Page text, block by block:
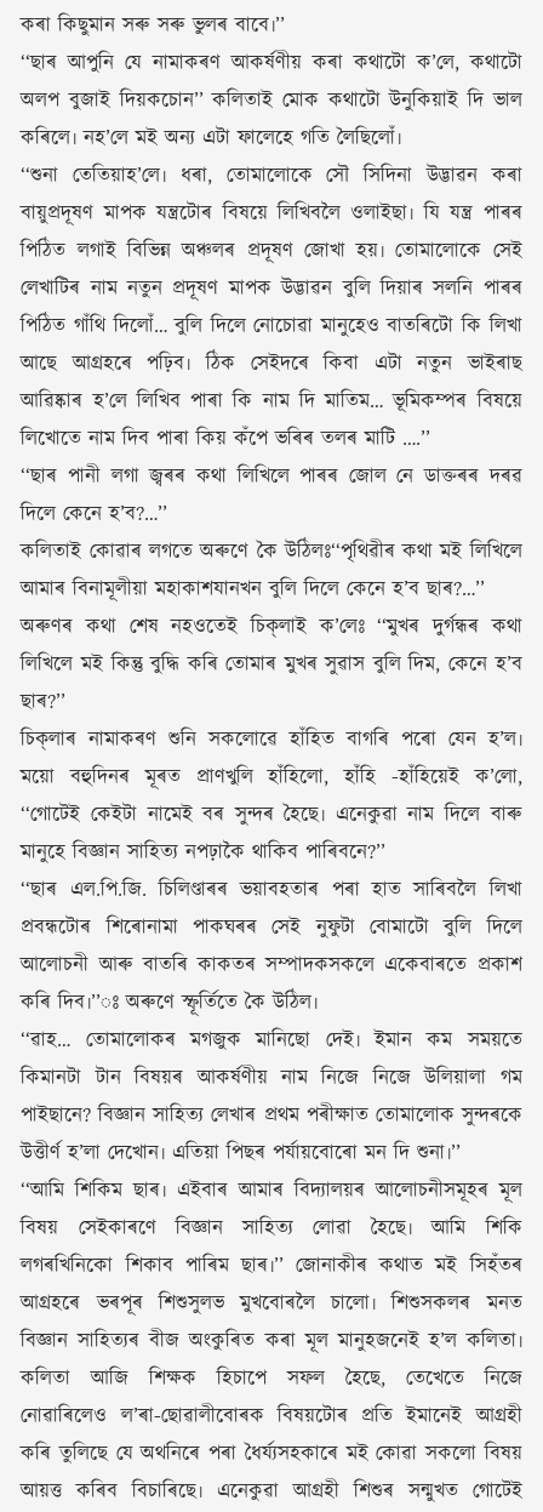
কৰা কিছুমান সৰু সৰু ভুলৰ বাবে৷’’
‘‘ছাৰ আপুনি যে নামাকৰণ আকৰ্ষণীয় কৰা কথাটো ক’লে, কথাটো
অলপ বুজাই দিয়কচোন’’ কলিতাই মোক কথাটো উনুকিয়াই দি ভাল
কৰিলে৷ নহ’লে মই অন্য এটা ফালেহে গতি লৈছিলোঁ৷
‘‘শুনা তেতিয়াহ’লে৷ ধৰা, তোমালোকে সৌ সিদিনা উদ্ভাৱন কৰা
বায়ুপ্ৰদূষণ মাপক যন্ত্ৰটোৰ বিষয়ে লিখিবলৈ ওলাইছা৷ যি যন্ত্ৰ পাৰৰ
পিঠিত লগাই বিভিন্ন অঞ্চলৰ প্ৰদূষণ জোখা হয়৷ তোমালোকে সেই
লেখাটিৰ নাম নতুন প্ৰদূষণ মাপক উদ্ভাৱন বুলি দিয়াৰ সলনি পাৰৰ
পিঠিত গাঁথি দিলোঁ… বুলি দিলে নোচোৱা মানুহেও বাতৰিটো কি লিখা
আছে আগ্ৰহৰে পঢ়িব৷ ঠিক সেইদৰে কিবা এটা নতুন ভাইৰাছ
আৱিষ্কাৰ হ’লে লিখিব পাৰা কি নাম দি মাতিম… ভূমিকম্পৰ বিষয়ে
লিখোতে নাম দিব পাৰা কিয় কঁপে ভৰিৰ তলৰ মাটি ….’’
‘‘ছাৰ পানী লগা জ্বৰৰ কথা লিখিলে পাৰৰ জোল নে ডাক্তৰৰ দৰৱ
দিলে কেনে হ’ব?…’’
কলিতাই কোৱাৰ লগতে অৰুণে কৈ উঠিলঃ‘‘পৃথিৱীৰ কথা মই লিখিলে
আমাৰ বিনামূলীয়া মহাকাশযানখন বুলি দিলে কেনে হ’ব ছাৰ?…’’
অৰুণৰ কথা শেষ নহওতেই চিক্‌লাই ক’লেঃ ‘‘মুখৰ দুৰ্গন্ধৰ কথা
লিখিলে মই কিন্তু বুদ্ধি কৰি তোমাৰ মুখৰ সুৱাস বুলি দিম, কেনে হ’ব
ছাৰ?’’
চিক্‌লাৰ নামাকৰণ শুনি সকলোৱে হাঁহিত বাগৰি পৰো যেন হ’ল৷
ময়ো বহুদিনৰ মূৰত প্ৰাণখুলি হাঁহিলো, হাঁহি -হাঁহিয়েই ক’লো,
‘‘গোটেই কেইটা নামেই বৰ সুন্দৰ হৈছে৷ এনেকুৱা নাম দিলে বাৰু
মানুহে বিজ্ঞান সাহিত্য নপঢ়াকৈ থাকিব পাৰিবনে?’’
‘‘ছাৰ এল.পি.জি. চিলিণ্ডাৰৰ ভয়াবহতাৰ পৰা হাত সাৰিবলৈ লিখা
প্ৰবন্ধটোৰ শিৰোনামা পাকঘৰৰ সেই নুফুটা বোমাটো বুলি দিলে
আলোচনী আৰু বাতৰি কাকতৰ সম্পাদকসকলে একেবাৰতে প্ৰকাশ
কৰি দিব৷’’ঃ অৰুণে স্ফূৰ্তিতে কৈ উঠিল৷
‘‘ৱাহ… তোমালোকৰ মগজুক মানিছো দেই৷ ইমান কম সময়তে
কিমানটা টান বিষয়ৰ আকৰ্ষণীয় নাম নিজে নিজে উলিয়ালা গম
পাইছানে? বিজ্ঞান সাহিত্য লেখাৰ প্ৰথম পৰীক্ষাত তোমালোক সুন্দৰকে
উত্তীৰ্ণ হ’লা দেখোন৷ এতিয়া পিছৰ পৰ্যায়বোৰো মন দি শুনা৷’’
‘‘আমি শিকিম ছাৰ৷ এইবাৰ আমাৰ বিদ্যালয়ৰ আলোচনীসমূহৰ মূল
বিষয় সেইকাৰণে বিজ্ঞান সাহিত্য লোৱা হৈছে৷ আমি শিকি
লগৰখিনিকো শিকাব পাৰিম ছাৰ৷’’ জোনাকীৰ কথাত মই সিহঁতৰ
আগ্ৰহৰে ভৰপূৰ শিশুসুলভ মুখবোৰলৈ চালো৷ শিশুসকলৰ মনত
বিজ্ঞান সাহিত্যৰ বীজ অংকুৰিত কৰা মূল মানুহজনেই হ’ল কলিতা৷
কলিতা আজি শিক্ষক হিচাপে সফল হৈছে, তেখেতে নিজে
নোৱাৰিলেও ল’ৰা-ছোৱালীবোৰক বিষয়টোৰ প্ৰতি ইমানেই আগ্ৰহী
কৰি তুলিছে যে অথনিৰে পৰা ধৈৰ্য্যসহকাৰে মই কোৱা সকলো বিষয়
আয়ত্ত কৰিব বিচাৰিছে৷ এনেকুৱা আগ্ৰহী শিশুৰ সন্মুখত গোটেই